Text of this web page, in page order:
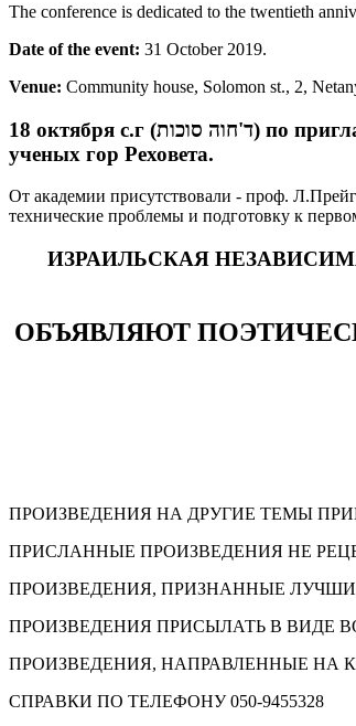
The conference is dedicated to the twentieth
Date of the event: 31 October 2019.
Venue: Community house, Solomon st., 2,
18 октября с.г (ד'חוה סוכות) по приглашению вице президента Академии док. Якова Иовновича состоялась встреча и беседа в сукке ученых академии и
ученых гор Реховета.
От академии присутствовали - проф.
технические проблемы и подготовку к
ИЗРАИЛЬСКАЯ
ОБЪЯВЛЯЮТ
ПРОИЗВЕДЕНИЯ НА ДРУГИЕ ТЕМЫ
ПРИСЛАННЫЕ ПРОИЗВЕДЕНИЯ НЕ
ПРОИЗВЕДЕНИЯ, ПРИЗНАННЫЕ
ПРОИЗВЕДЕНИЯ ПРИСЫЛАТЬ В ВИДЕ
ПРОИЗВЕДЕНИЯ, НАПРАВЛЕННЫЕ НА
СПРАВКИ ПО ТЕЛЕФОНУ 050-9455328